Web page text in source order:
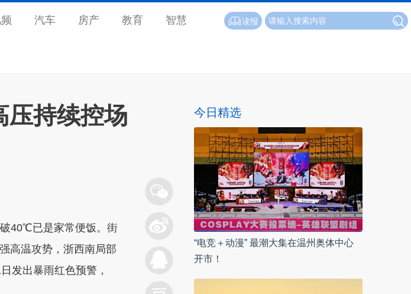
汽车 房产 教育 智慧 读报
压持续控场
40℃已是家常便饭。街
高温攻势，浙西南局部
发出暴雨红色预警，
今日精选
“电竞＋动漫” 最潮大集在温州奥体中心
开市！